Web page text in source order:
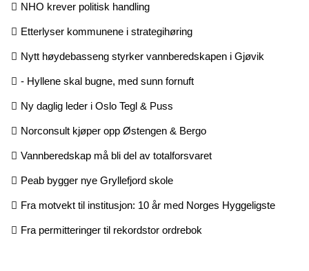
NHO krever politisk handling
Etterlyser kommunene i strategihøring
Nytt høydebasseng styrker vannberedskapen i Gjøvik
- Hyllene skal bugne, med sunn fornuft
Ny daglig leder i Oslo Tegl & Puss
Norconsult kjøper opp Østengen & Bergo
Vannberedskap må bli del av totalforsvaret
Peab bygger nye Gryllefjord skole
Fra motvekt til institusjon: 10 år med Norges Hyggeligste
Fra permitteringer til rekordstor ordrebok